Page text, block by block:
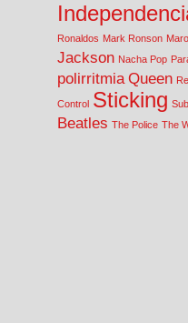
Ronaldos Mark Ronson
Jackson Nacha Pop
polirritmia Queen
Control Sticking
Beatles The Police The